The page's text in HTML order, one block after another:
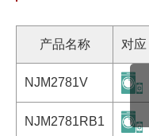
产品名称 对应
NJM2781V
NJM2781RB1